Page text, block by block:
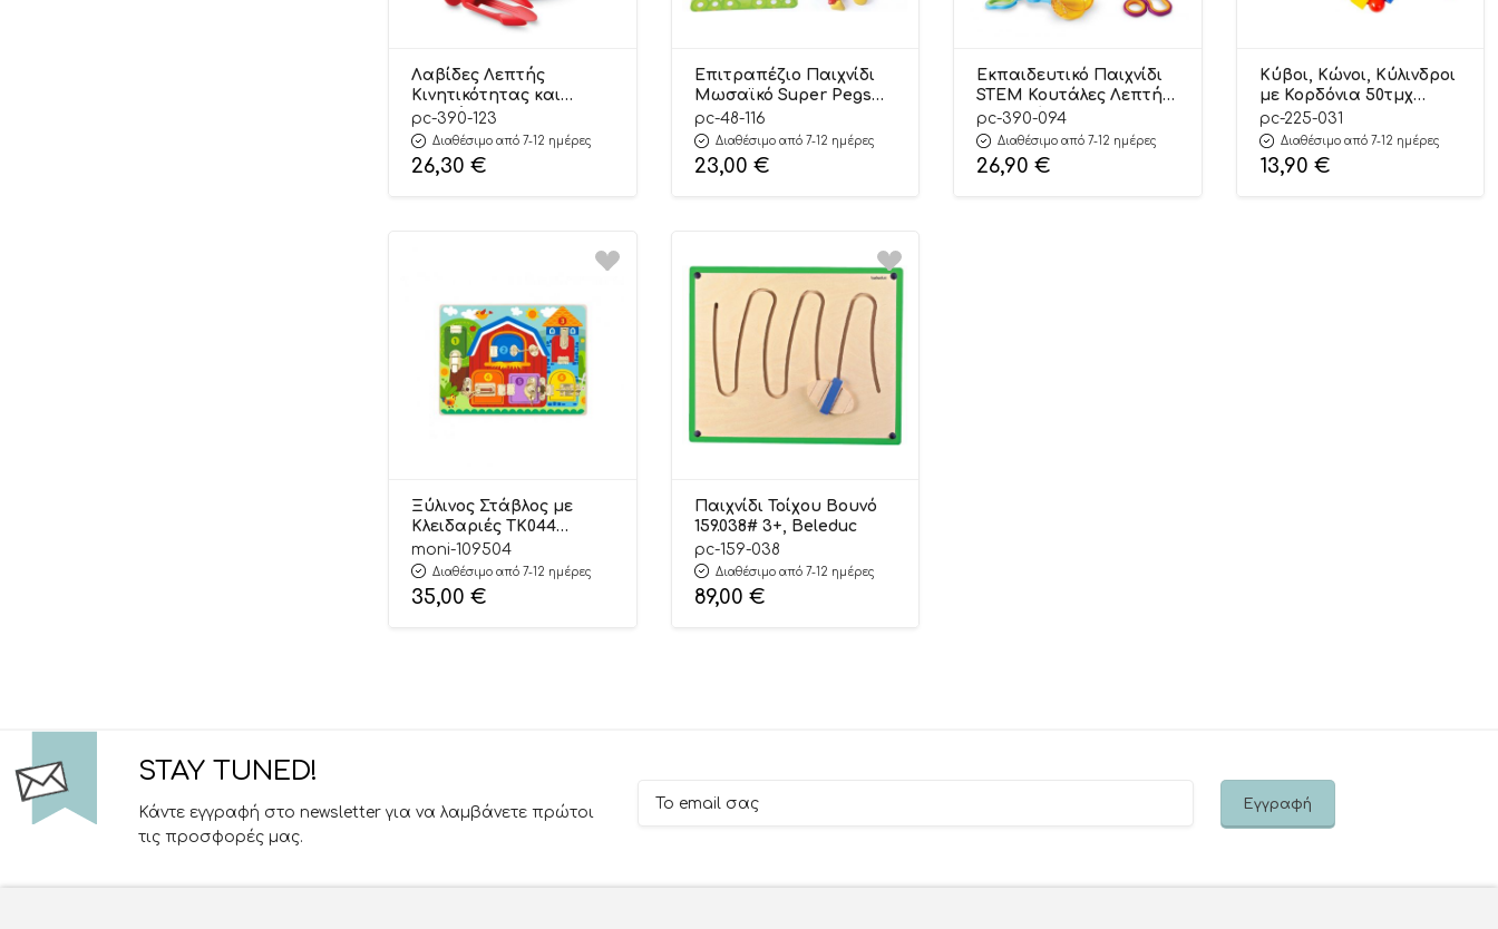
Λαβίδες Λεπτής
Κινητικότητας και
Γραφής Tri-Grip Σετ 6
τμχ 390.123 4+ –
Learning Resources
pc-390-123
Διαθέσιμο από 7-12 ημέρες
26,30 €
Επιτραπέζιο Παιχνίδι
Μωσαϊκό Super Pegs
48.116 24m+ – Miniland
pc-48-116
Διαθέσιμο από 7-12 ημέρες
23,00 €
Εκπαιδευτικό Παιχνίδι
STEM Κουτάλες Λεπτής
Κινητικότητας Σετ 4τμχ
390.094 3+ – Learning
Resources
pc-390-094
Διαθέσιμο από 7-12 ημέρες
26,90 €
Κύβοι, Κώνοι, Κύλινδροι
με Κορδόνια 50τμχ
225.031 24m+ – Playcity
pc-225-031
Διαθέσιμο από 7-12 ημέρες
13,90 €
Ξύλινος Στάβλος με
Κλειδαριές TK044
6972633373742 3+ – Tooky
Toy
moni-109504
Διαθέσιμο από 7-12 ημέρες
35,00 €
Παιχνίδι Τοίχου Βουνό
159.038# 3+, Beleduc
pc-159-038
Διαθέσιμο από 7-12 ημέρες
89,00 €
STAY TUNED!
Κάντε εγγραφή στο newsletter για να λαμβάνετε πρώτοι
τις προσφορές μας.